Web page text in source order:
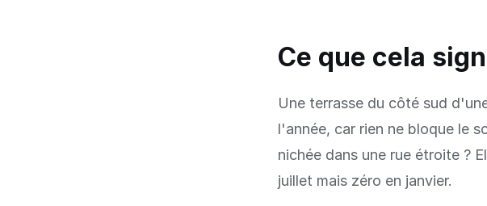
Ce que cela
Une terrasse du côté sud
l'année, car rien ne bloque le
nichée dans une rue étroite ?
juillet mais zéro en janvier.